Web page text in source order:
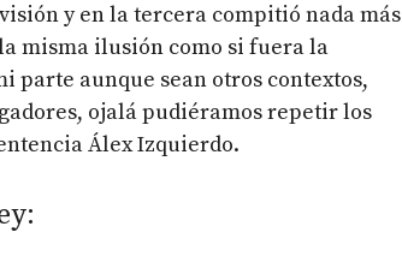
y en la tercera compitió nada más
misma ilusión como si fuera la
aunque sean otros contextos,
ojalá pudiéramos repetir los
Álex Izquierdo.